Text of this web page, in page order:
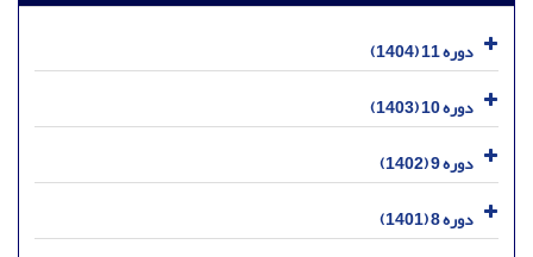
دوره 11 (1404)
دوره 10 (1403)
دوره 9 (1402)
دوره 8 (1401)